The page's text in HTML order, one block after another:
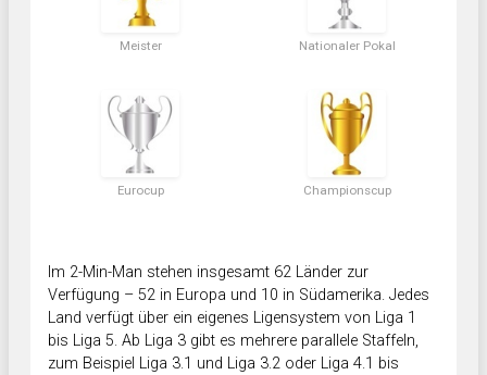
Meister Nationaler Pokal
Eurocup Championscup
Im 2-Min-Man stehen insgesamt 62 Länder zur
Verfügung – 52 in Europa und 10 in Südamerika. Jedes
Land verfügt über ein eigenes Ligensystem von Liga 1
bis Liga 5. Ab Liga 3 gibt es mehrere parallele Staffeln,
zum Beispiel Liga 3.1 und Liga 3.2 oder Liga 4.1 bis